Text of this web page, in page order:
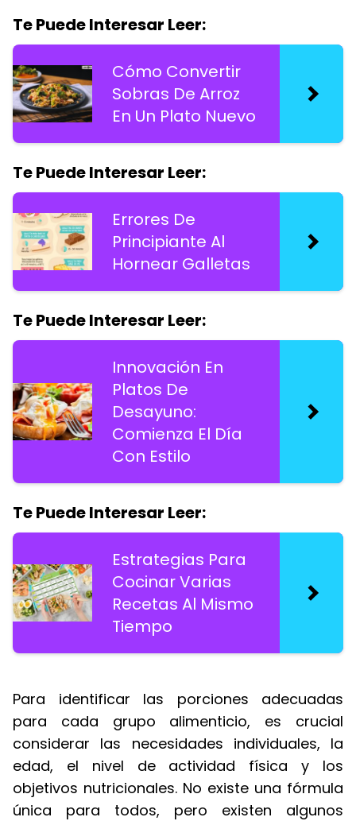
Te Puede Interesar Leer:
Cómo Convertir
Sobras De Arroz
En Un Plato Nuevo
Te Puede Interesar Leer:
Errores De
Principiante Al
Hornear Galletas
Te Puede Interesar Leer:
Innovación En
Platos De
Desayuno:
Comienza El Día
Con Estilo
Te Puede Interesar Leer:
Estrategias Para
Cocinar Varias
Recetas Al Mismo
Tiempo
Para identificar las porciones adecuadas
para cada grupo alimenticio, es crucial
considerar las necesidades individuales, la
edad, el nivel de actividad física y los
objetivos nutricionales. No existe una fórmula
única para todos, pero existen algunos